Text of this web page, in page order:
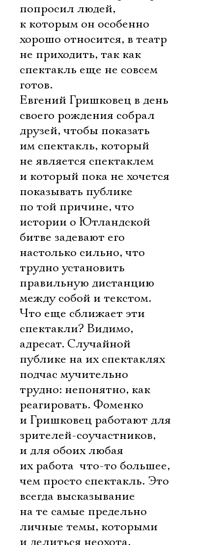
попросил людей,
к которым он особенно
хорошо относится, в театр
не приходить, так как
спектакль еще не совсем
готов.
Евгений Гришковец в день
своего рождения собрал
друзей, чтобы показать
им спектакль, который
не является спектаклем
и который пока не хочется
показывать публике
по той причине, что
истории о Ютландской
битве задевают его
настолько сильно, что
трудно установить
правильную дистанцию
между собой и текстом.
Что еще сближает эти
спектакли? Видимо,
адресат. Случайной
публике на их спектаклях
подчас мучительно
трудно: непонятно, как
реагировать. Фоменко
и Гришковец работают для
зрителей-соучастников,
и для обоих любая
их работа  что-то большее,
чем просто спектакль. Это
всегда высказывание
на те самые предельно
личные темы, которыми
и делиться неохота,